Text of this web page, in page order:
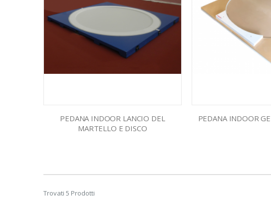
PEDANA INDOOR LANCIO DEL
MARTELLO E DISCO
PEDANA INDOOR
Trovati 5 Prodotti